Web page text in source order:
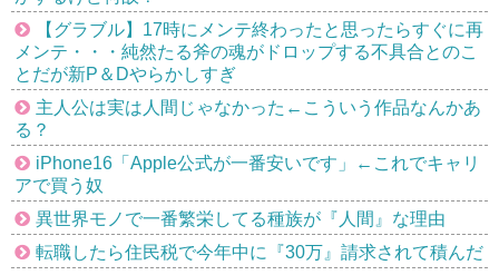
【グラブル】17時にメンテ終わったと思ったらすぐに再
メンテ・・・純然たる斧の魂がドロップする不具合とのこ
とだが新P＆Dやらかしすぎ
主人公は実は人間じゃなかった←こういう作品なんかあ
る？
iPhone16「Apple公式が一番安いです」←これでキャリ
アで買う奴
異世界モノで一番繁栄してる種族が『人間』な理由
転職したら住民税で今年中に『30万』請求されて積んだ